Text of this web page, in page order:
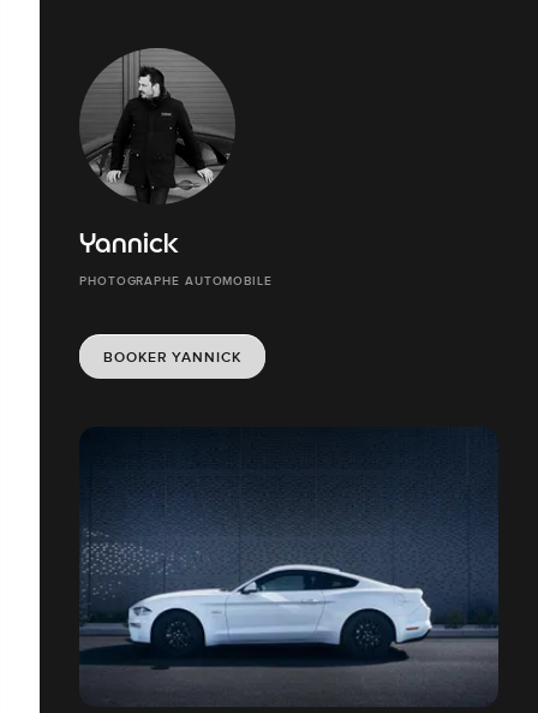
Yannick
PHOTOGRAPHE AUTOMOBILE
BOOKER YANNICK